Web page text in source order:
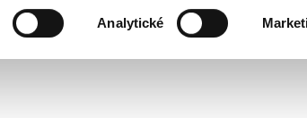
Analytické